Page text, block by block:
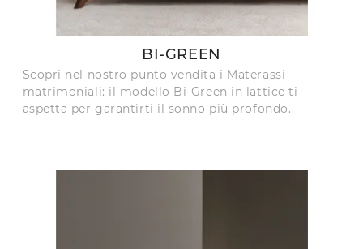
BI-GREEN
Scopri nel nostro punto vendita i Materassi
matrimoniali: il modello Bi-Green in lattice ti
aspetta per garantirti il sonno più profondo.